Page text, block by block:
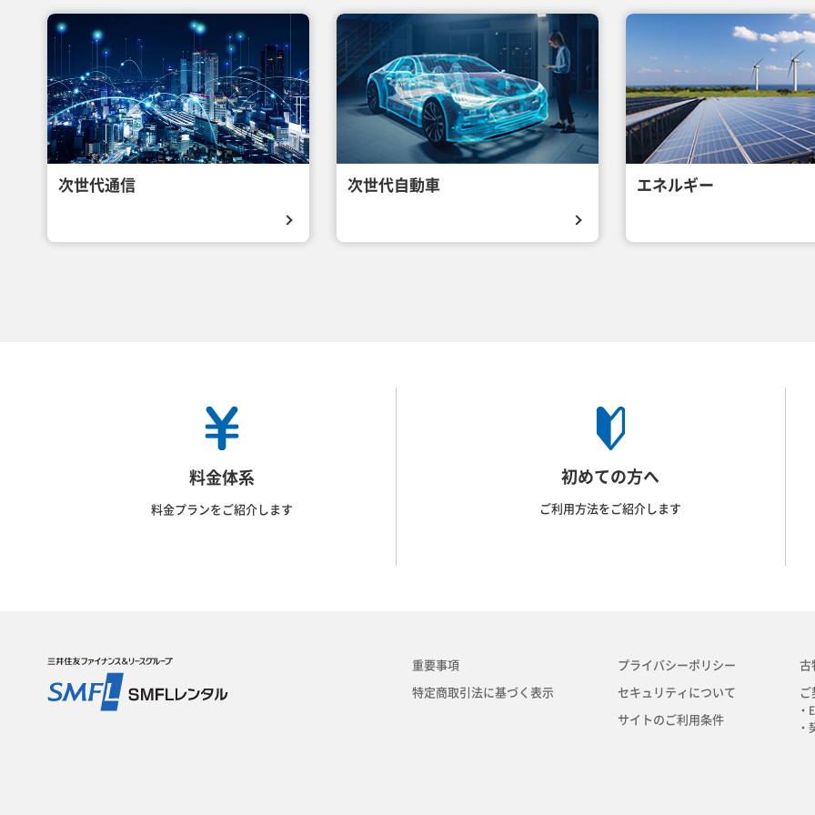
次世代通信 次世代自動車 エネルギー
料金体系
料金プランをご紹介します
初めての方へ
ご利用方法をご紹介します
重要事項
特定商取引法に基づく表示
プライバシーポリシー
セキュリティについて
サイトのご利用条件
古
ご
・
・